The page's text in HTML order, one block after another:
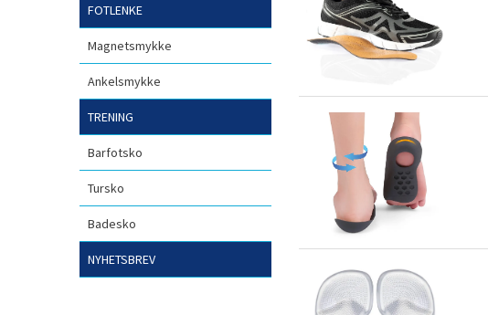
FOTLENKE
Magnetsmykke
Ankelsmykke
TRENING
Barfotsko
Tursko
Badesko
NYHETSBREV